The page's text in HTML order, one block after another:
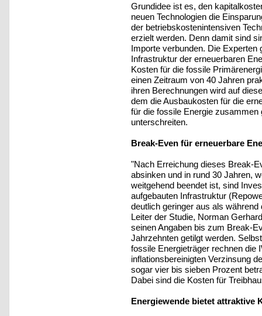
Grundidee ist es, den
neuen Technologien die
der betriebskostenintensiven
erzielt werden. Denn damit sind
Importe verbunden. Die Experten
Infrastruktur der erneuerbaren
Kosten für die fossile
einen Zeitraum von 40 Jahren
ihren Berechnungen wird auf
dem die Ausbaukosten für die
für die fossile Energie
unterschreiten.
Break-Even für erneuerbare
"Nach Erreichung dieses Break-
absinken und in rund 30 Jahren,
weitgehend beendet ist, sind
aufgebauten Infrastruktur
deutlich geringer aus als
Leiter der Studie, Norman
seinen Angaben bis zum Break-
Jahrzehnten getilgt werden.
fossile Energieträger rechnen die
inflationsbereinigten Verzinsung
sogar vier bis sieben Prozent
Dabei sind die Kosten für
Energiewende bietet attraktive